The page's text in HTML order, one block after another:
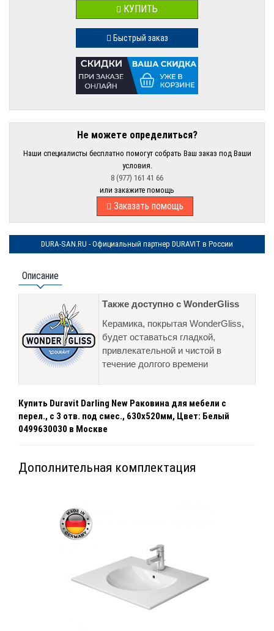
КУПИТЬ
Быстрый заказ
Не можете определиться?
Наши специалисты бесплатно помогут собрать Ваш заказ под Ваши
условия.
8 (977) 161 41 66
или закажите помощь
Заказать помощь
DURA-SAN.RU - Официальный партнер DURAVIT в России
Описание
Также доступно с WonderGliss
Керамика, покрытая WonderGliss,
будет оставаться гладкой,
привлекательной и чистой в
течение долгого времени
Купить Duravit Darling New Раковина для мебели с
перел., с 3 отв. под смес., 630x520мм, Цвет: Белый
0499630030 в Москве
Дополнительная комплектация